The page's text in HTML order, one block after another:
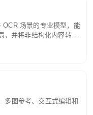
OCR 场景的专业模型，能
，并将非结构化内容转换
多图参考、交互式编辑和